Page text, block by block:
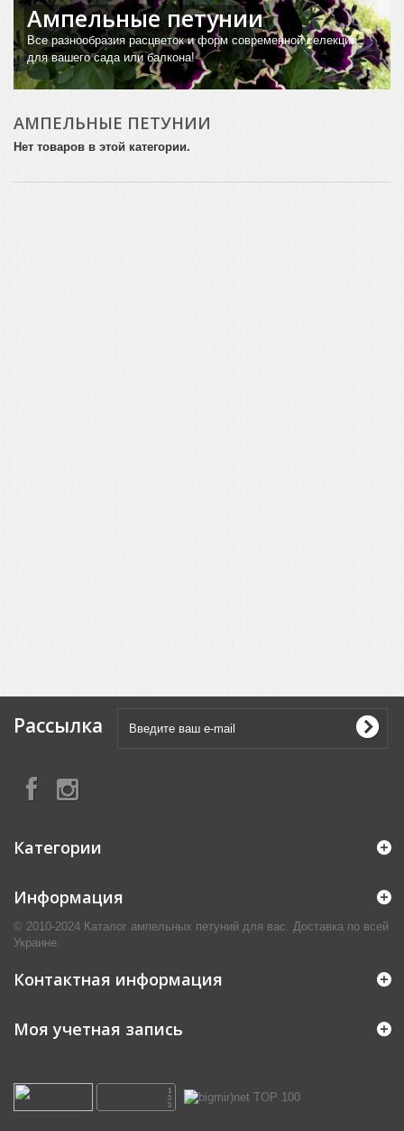
Ампельные петунии
Все разнообразия расцветок и форм современной селекции
для вашего сада или балкона!
АМПЕЛЬНЫЕ ПЕТУНИИ
Нет товаров в этой категории.
Рассылка
Категории
Информация
© 2010-2024 Каталог ампельных петуний для вас. Доставка по всей
Украине.
Контактная информация
Моя учетная запись